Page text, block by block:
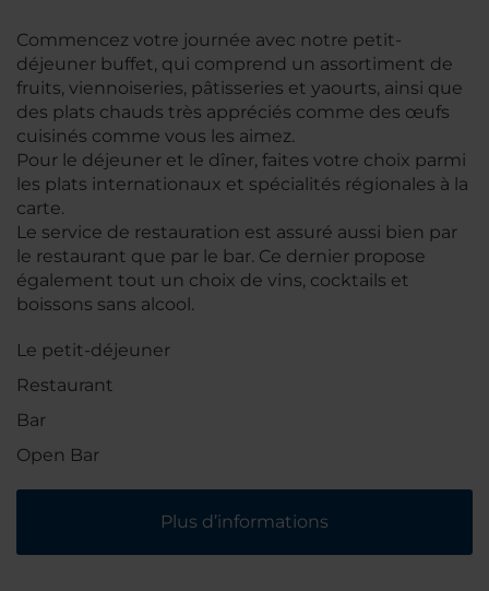
Commencez votre journée avec notre petit-
déjeuner buffet, qui comprend un assortiment de
fruits, viennoiseries, pâtisseries et yaourts, ainsi que
des plats chauds très appréciés comme des œufs
cuisinés comme vous les aimez.
Pour le déjeuner et le dîner, faites votre choix parmi
les plats internationaux et spécialités régionales à la
carte.
Le service de restauration est assuré aussi bien par
le restaurant que par le bar. Ce dernier propose
également tout un choix de vins, cocktails et
boissons sans alcool.
Le petit-déjeuner
Restaurant
Bar
Open Bar
Plus d’informations